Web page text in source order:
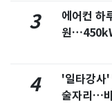
3
에어컨 하
원
4
'일타강사'
술자리…